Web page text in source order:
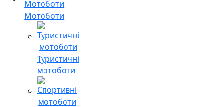
Мотоботи
Туристичні
мотоботи